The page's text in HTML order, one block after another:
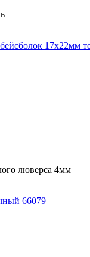
17х22мм
люверса 4мм
66079